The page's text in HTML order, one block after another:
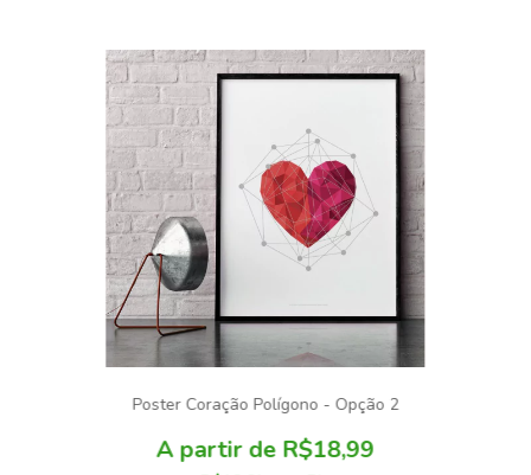
Poster Coração Polígono - Opção 2
R$18,99